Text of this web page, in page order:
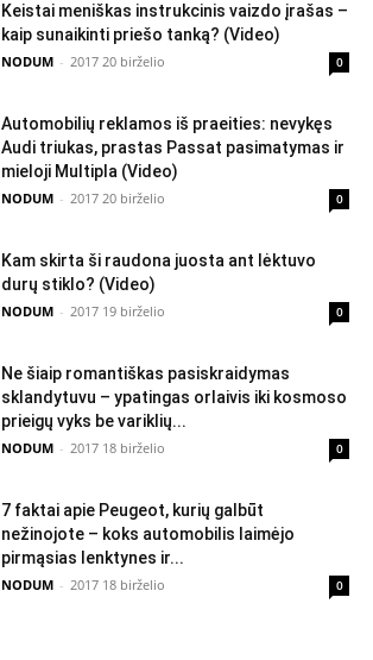
Keistai meniškas instrukcinis vaizdo įrašas –
kaip sunaikinti priešo tanką? (Video)
NODUM - 2017 20 birželio 0
Automobilių reklamos iš praeities: nevykęs
Audi triukas, prastas Passat pasimatymas ir
mieloji Multipla (Video)
NODUM - 2017 20 birželio 0
Kam skirta ši raudona juosta ant lėktuvo
durų stiklo? (Video)
NODUM - 2017 19 birželio 0
Ne šiaip romantiškas pasiskraidymas
sklandytuvu – ypatingas orlaivis iki kosmoso
prieigų vyks be variklių...
NODUM - 2017 18 birželio 0
7 faktai apie Peugeot, kurių galbūt
nežinojote – koks automobilis laimėjo
pirmąsias lenktynes ir...
NODUM - 2017 18 birželio 0